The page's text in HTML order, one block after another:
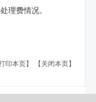
理费情况。
印本页】 【关闭本页】